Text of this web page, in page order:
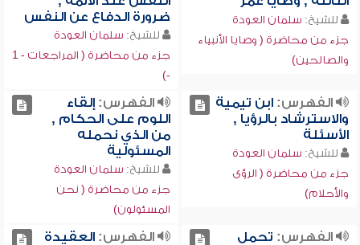
للشيخ: سلمان العودة
جزء من محاضرة ( وصايا الأنبياء
والصالحين)
ضرورة الدفاع عن النفس
للشيخ: سلمان العودة
جزء من محاضرة ( المراجعات - 1
-)
الفهرس:ابن تيمية
والاسترشاد بالرؤيا ,
الأسئلة
للشيخ: سلمان العودة
جزء من محاضرة ( الرؤى
والأحلام)
الفهرس:إلقاء
اللوم على الحكام ,
من الذي نحمله
المسئولية
للشيخ: سلمان العودة
جزء من محاضرة ( نحن
المسئولون)
الفهرس: تحمل
الفهرس:العقيدة